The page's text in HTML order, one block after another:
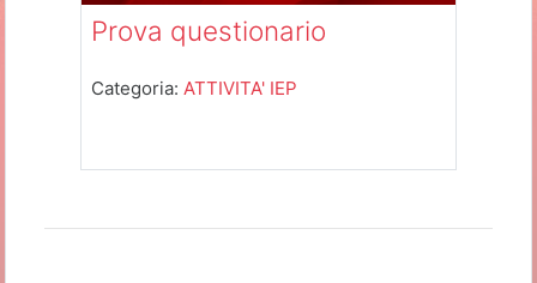
Prova questionario
Categoria: ATTIVITA' IEP